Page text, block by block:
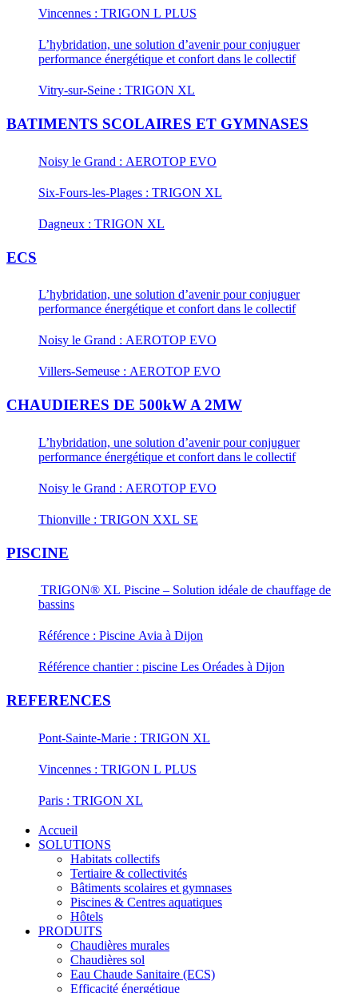
Vincennes : TRIGON L PLUS
L’hybridation, une solution d’avenir pour conjuguer
performance énergétique et confort dans le collectif
Vitry-sur-Seine : TRIGON XL
BATIMENTS SCOLAIRES ET GYMNASES
Noisy le Grand : AEROTOP EVO
Six-Fours-les-Plages : TRIGON XL
Dagneux : TRIGON XL
ECS
L’hybridation, une solution d’avenir pour conjuguer
performance énergétique et confort dans le collectif
Noisy le Grand : AEROTOP EVO
Villers-Semeuse : AEROTOP EVO
CHAUDIERES DE 500kW A 2MW
L’hybridation, une solution d’avenir pour conjuguer
performance énergétique et confort dans le collectif
Noisy le Grand : AEROTOP EVO
Thionville : TRIGON XXL SE
PISCINE
TRIGON® XL Piscine – Solution idéale de chauffage de
bassins
Référence : Piscine Avia à Dijon
Référence chantier : piscine Les Oréades à Dijon
REFERENCES
Pont-Sainte-Marie : TRIGON XL
Vincennes : TRIGON L PLUS
Paris : TRIGON XL
Accueil
SOLUTIONS
Habitats collectifs
Tertiaire & collectivités
Bâtiments scolaires et gymnases
Piscines & Centres aquatiques
Hôtels
PRODUITS
Chaudières murales
Chaudières sol
Eau Chaude Sanitaire (ECS)
Efficacité énergétique